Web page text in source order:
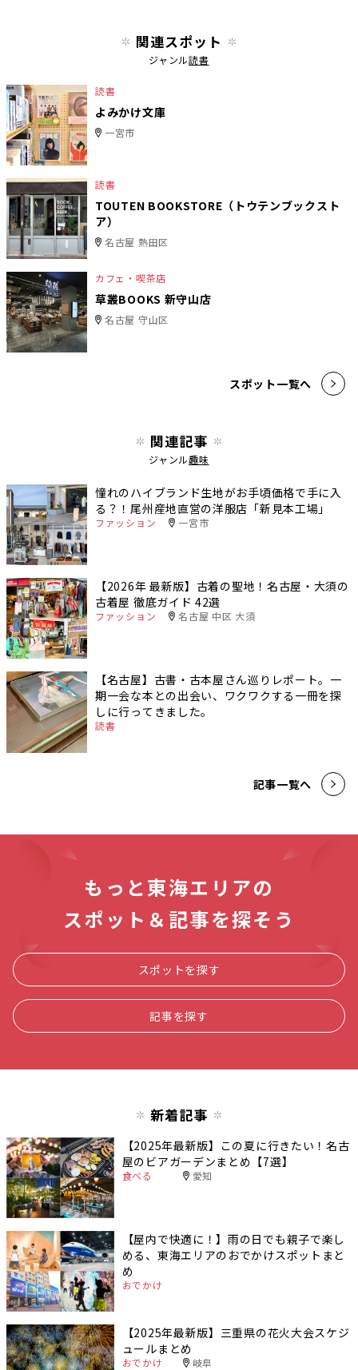
関連スポット
ジャンル読書
読書
よみかけ文庫
一宮市
読書
TOUTEN BOOKSTORE（トウテンブックスト
ア）
名古屋 熱田区
カフェ・喫茶店
草叢BOOKS 新守山店
名古屋 守山区
スポット一覧へ
関連記事
ジャンル趣味
憧れのハイブランド生地がお手頃価格で手に入
る？！尾州産地直営の洋服店「新見本工場」
ファッション 一宮市
【2026年 最新版】古着の聖地！名古屋・大須の
古着屋 徹底ガイド 42選
ファッション 名古屋 中区 大須
【名古屋】古書・古本屋さん巡りレポート。一
期一会な本との出会い、ワクワクする一冊を探
しに行ってきました。
読書
記事一覧へ
もっと東海エリアの
スポット＆記事を探そう
スポットを探す
記事を探す
新着記事
【2025年最新版】この夏に行きたい！名古
屋のビアガーデンまとめ【7選】
食べる 愛知
【屋内で快適に！】雨の日でも親子で楽し
める、東海エリアのおでかけスポットまと
め
おでかけ
【2025年最新版】三重県の花火大会スケジ
ュールまとめ
おでかけ 岐阜